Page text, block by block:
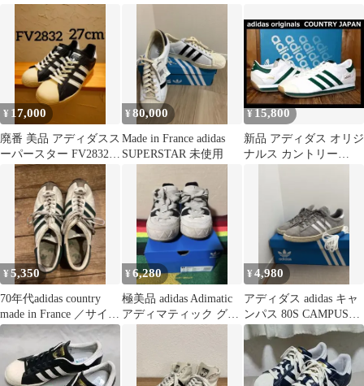
¥ 17,000
廃番 美品 アディダスス
ーパースター FV2832
黒白 80sコルク 27cm
¥80,000
Made in France adidas
SUPERSTAR 未使用
¥ 15,800
新品 アディダス オリジ
ナルス カントリー
¥5,350
70年代adidas country
made in France ／サイズ
5
¥6,280
極美品 adidas Adimatic
アディマティック グレ
¥4,980
アディダス adidas キャ
ンパス 80S CAMPUS
80S グレー